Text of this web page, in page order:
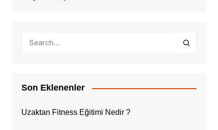
Son Eklenenler
Uzaktan Fitness Eğitimi Nedir ?